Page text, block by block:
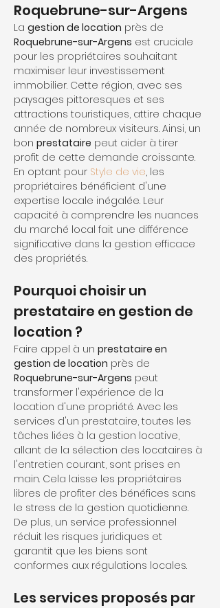
Roquebrune-sur-Argens
La gestion de location près de
Roquebrune-sur-Argens est cruciale
pour les propriétaires souhaitant
maximiser leur investissement
immobilier. Cette région, avec ses
paysages pittoresques et ses
attractions touristiques, attire chaque
année de nombreux visiteurs. Ainsi, un
bon prestataire peut aider à tirer
profit de cette demande croissante.
En optant pour Style de vie, les
propriétaires bénéficient d'une
expertise locale inégalée. Leur
capacité à comprendre les nuances
du marché local fait une différence
significative dans la gestion efficace
des propriétés.
Pourquoi choisir un
prestataire en gestion de
location ?
Faire appel à un prestataire en
gestion de location près de
Roquebrune-sur-Argens peut
transformer l'expérience de la
location d'une propriété. Avec les
services d'un prestataire, toutes les
tâches liées à la gestion locative,
allant de la sélection des locataires à
l'entretien courant, sont prises en
main. Cela laisse les propriétaires
libres de profiter des bénéfices sans
le stress de la gestion quotidienne.
De plus, un service professionnel
réduit les risques juridiques et
garantit que les biens sont
conformes aux régulations locales.
Les services proposés par